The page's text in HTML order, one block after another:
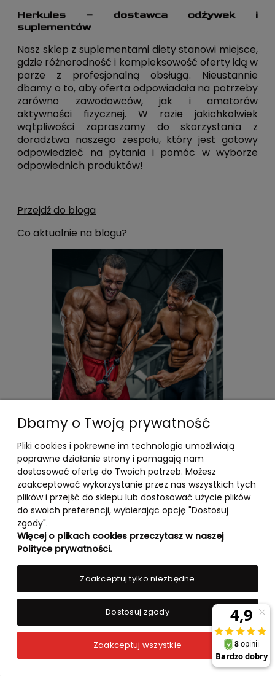
Herkules – dostawca odżywek i
suplementów
Nasz sklep z suplementami diety stanowi miejsce,
gdzie różnorodność i kompleksowość oferty idą w
parze z profesjonalną obsługą. Nieustannie
dbamy o to, aby oferta odpowiadała na potrzeby
zarówno zawodowców, jak i amatorów
aktywności fizycznej. W razie jakichkolwiek
wątpliwości zapraszamy do skorzystania z
doradztwa naszego zespołu, który jest gotowy
odpowiedzieć na pytania i pomóc w wyborze
odpowiednich produktów!
Przejdź do bloga
Co aktualnie na blogu?
10-03-2026
-
RANKING TOP 5 – BOOSTERY
TESTOSTERONU 2026
czytaj całość »
Dbamy o Twoją prywatność
Pliki cookies i pokrewne im technologie umożliwiają
poprawne działanie strony i pomagają nam
dostosować ofertę do Twoich potrzeb. Możesz
zaakceptować wykorzystanie przez nas wszystkich tych
plików i przejść do sklepu lub dostosować użycie plików
do swoich preferencji, wybierając opcję "Dostosuj
zgody".
Więcej o plikach cookies przeczytasz w naszej
Polityce prywatności.
Zaakceptuj tylko niezbędne
Dostosuj zgody
Zaakceptuj wszystkie